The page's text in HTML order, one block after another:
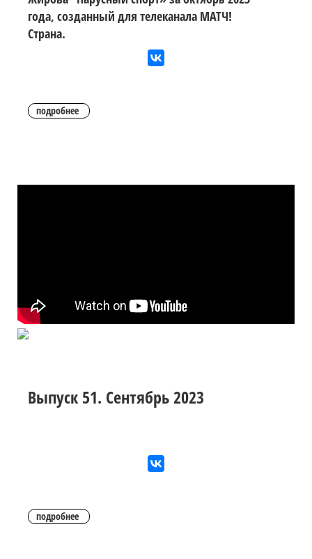
года, созданный для телеканала МАТЧ!
Страна.
подробнее
Выпуск 51. Сентябрь 2023
подробнее